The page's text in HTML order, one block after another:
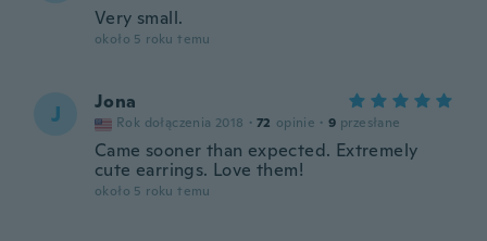
Very small.
około 5 roku temu
J Jona
Rok dołączenia 2018 · 72 opinie · 9 przesłane
Came sooner than expected. Extremely
cute earrings. Love them!
około 5 roku temu